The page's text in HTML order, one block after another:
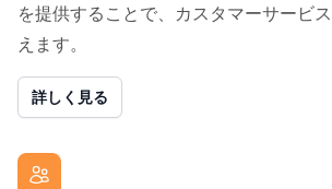
を提供することで、カスタマーサービ
えます。
詳しく見る